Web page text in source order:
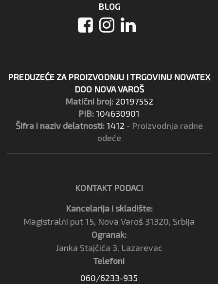
BLOG
PREDUZEĆE ZA PROIZVODNJU I TRGOVINU NOVATEX
DOO NOVA VAROŠ
Matični broj: 20197552
PIB: 104630901
Šifra i naziv delatnosti: 1412 - Proizvodnja radne
odeće
KONTAKT PODACI
Kancelarija i skladište:
Magistralni put 15, Nova Varoš 31320, Srbija
Ogranak:
Janka Stajčića 3, Lazarevac
Telefoni
060/6233-935